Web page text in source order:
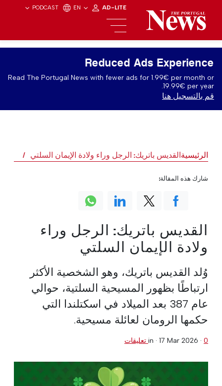
PODCAST EN AD-LITE
Reduced Ads Experience
Read The Portugal News with fewer ads for 1.99€ per month or
19.99€ per year.
قم بالتسجيل هنا
الرئيسيةالقديس باتريك: الرجل وراء ولادة الإيمان السلتي
القديس باتريك: الرجل وراء
ولادة الإيمان السلتي
وُلد القديس باتريك، وهو الشخصية الأكثر
ارتباطًا بظهور المسيحية السلتية، حوالي
عام 387 بعد الميلاد في اسكتلندا التي
حكمها الرومان لعائلة مسيحية.
in · 17 Mar 2026 · 0 تعليقات
شارك هذه المقالة: